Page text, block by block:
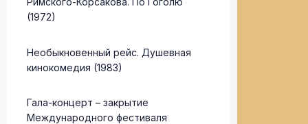
(1972)
Необыкновенный рейс. Душевная
кинокомедия (1983)
Гала-концерт – закрытие
Международного фестиваля